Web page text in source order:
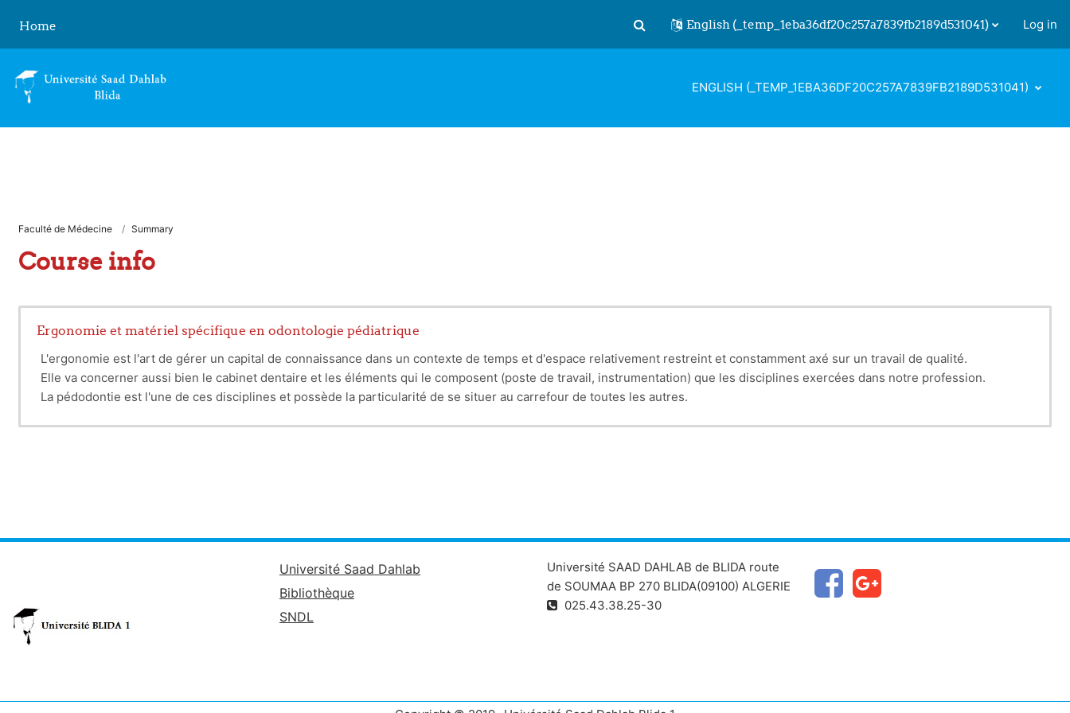
Home
Toggle search input
English ‎(_temp_1eba36df20c257a7839fb2189d531041)‎ Log in
ENGLISH ‎(_TEMP_1EBA36DF20C257A7839FB2189D531041)‎
Faculté de Médecine Summary
Course info
Ergonomie et matériel spécifique en odontologie pédiatrique
L'ergonomie est l'art de gérer un capital de connaissance dans un contexte de temps et d'espace relativement restreint et constamment axé sur un travail de qualité.
Elle va concerner aussi bien le cabinet dentaire et les éléments qui le composent (poste de travail, instrumentation) que les disciplines exercées dans notre profession.
La pédodontie est l'une de ces disciplines et possède la particularité de se situer au carrefour de toutes les autres.
Université Saad Dahlab
Bibliothèque
SNDL
Université SAAD DAHLAB de BLIDA route
de SOUMAA BP 270 BLIDA(09100) ALGERIE
025.43.38.25-30